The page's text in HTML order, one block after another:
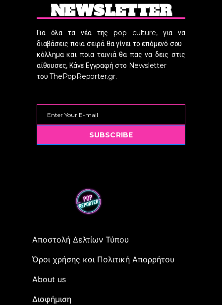
NEWSLETTER
Για όλα τα νέα της pop culture, για να
διαβάσεις ποια σειρά θα γίνει το επόμενό σου
κόλλημα και ποια ταινιά θα πας να δεις στις
αίθουσες, Κάνε Εγγραφή στο Newsletter
του ThePopReporter.gr.
SUBSCRIBE
Αποστολή Δελτίων Τύπου
Όροι χρήσης και Πολιτική Απορρήτου
Αbout us
Διαφήμιση